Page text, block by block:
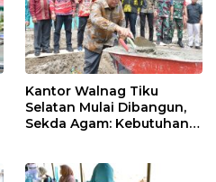
Kantor Walnag Tiku
Selatan Mulai Dibangun,
Sekda Agam: Kebutuhan